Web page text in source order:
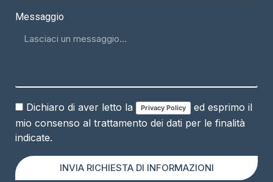
Messaggio
Dichiaro di aver letto la Privacy Policy
ed esprimo il
mio consenso al trattamento dei dati per le finalità
indicate.
INVIA RICHIESTA DI INFORMAZIONI